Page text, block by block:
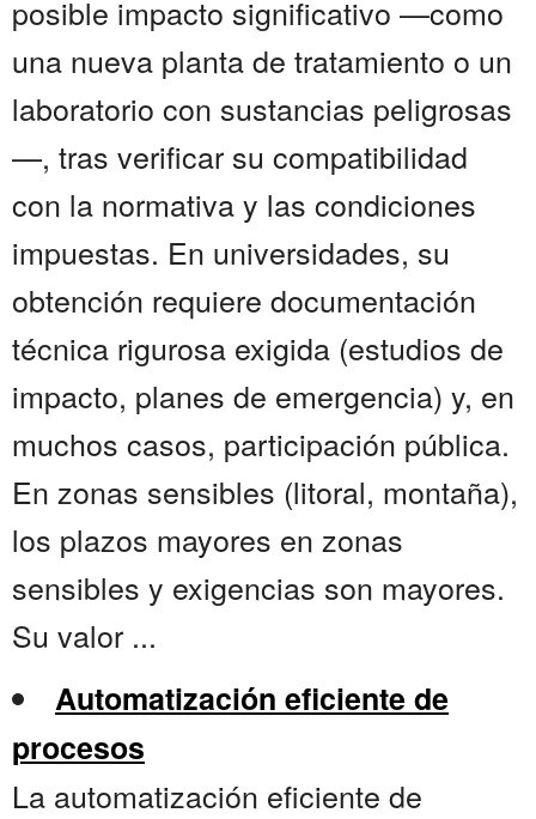
posible impacto significativo —como
una nueva planta de tratamiento o un
laboratorio con sustancias peligrosas
—, tras verificar su compatibilidad
con la normativa y las condiciones
impuestas. En universidades, su
obtención requiere documentación
técnica rigurosa exigida (estudios de
impacto, planes de emergencia) y, en
muchos casos, participación pública.
En zonas sensibles (litoral, montaña),
los plazos mayores en zonas
sensibles y exigencias son mayores.
Su valor ...
Automatización eficiente de
procesos
La automatización eficiente de